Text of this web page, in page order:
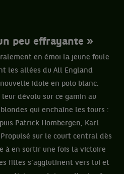
peu effrayante »
en émoi la jeune foule
les allées du All England
nouvelle idole en polo blanc.
dévolu sur ce gamin au
qui enchaîne les tours :
Patrick Hombergen, Karl
sur le court central dès
à en sortir une fois la victoire
filles s’agglutinent vers lui et